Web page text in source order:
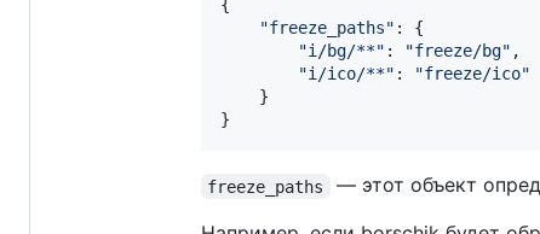
{
"freeze_paths" : {
"i/bg/**" : "freeze/bg" ,
"i/ico/**" :
"freeze/ico"
}
}
freeze_paths
— этот объект